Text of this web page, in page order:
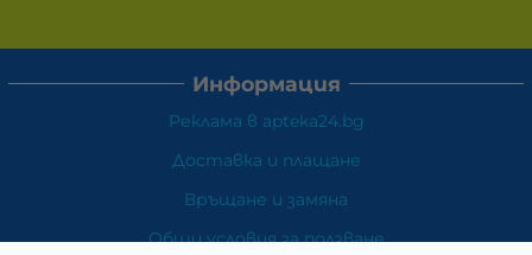
Информация
Реклама в apteka24.bg
Доставка и плащане
Връщане и замяна
Общи условия за ползване